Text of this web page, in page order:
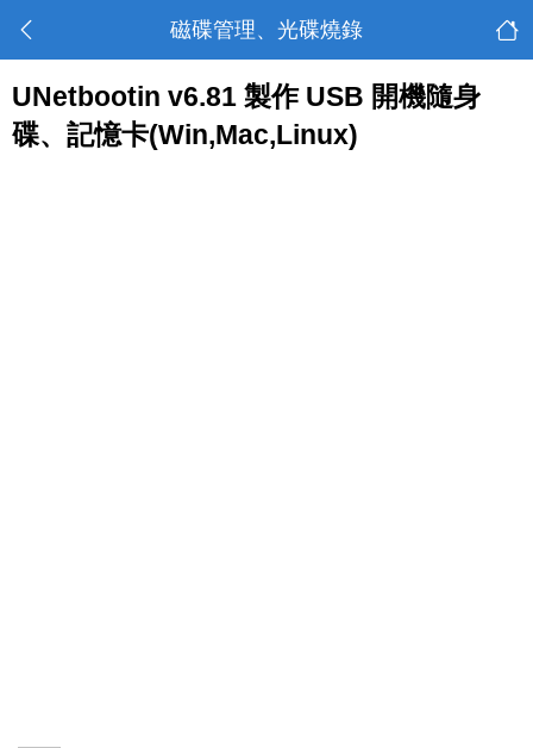
磁碟管理、光碟燒錄
UNetbootin v6.81 製作 USB 開機隨身
碟、記憶卡(Win,Mac,Linux)